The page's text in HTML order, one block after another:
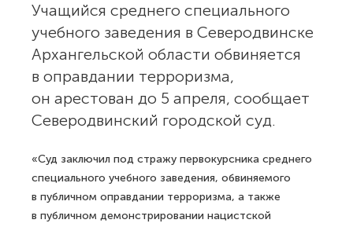
Учащийся среднего специального
учебного заведения в Северодвинске
Архангельской области обвиняется
в оправдании терроризма,
он арестован до 5 апреля, сообщает
Северодвинский городской суд.
«Суд заключил под стражу первокурсника среднего
специального учебного заведения, обвиняемого
в публичном оправдании терроризма, а также
в публичном демонстрировании нацистской